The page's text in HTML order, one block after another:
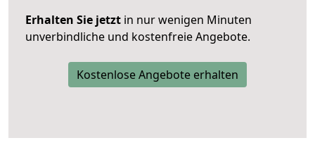
Erhalten Sie jetzt in nur wenigen Minuten
unverbindliche und kostenfreie Angebote.
Kostenlose Angebote erhalten